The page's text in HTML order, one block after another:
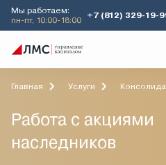
Мы работаем:
пн-пт, 10:00-18:00
+7 (812) 329-19-
О Компании
Главная Услуги
Работа с акциями
наследников